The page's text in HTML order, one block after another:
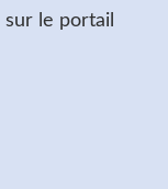
sur le portail